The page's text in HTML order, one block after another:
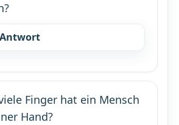
Antwort
Finger hat ein Mensch
Hand?